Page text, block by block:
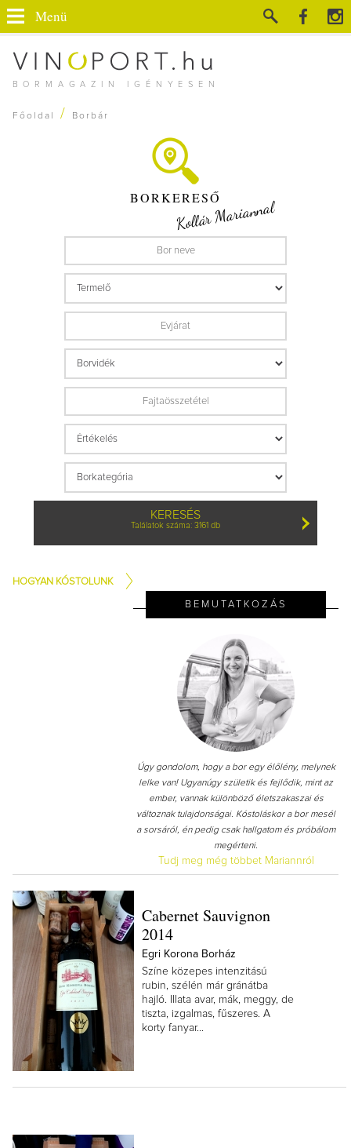
BORMAGAZIN IGÉNYESEN
Menü
Főoldal / Borbár
BORKERESŐ
Kollár Mariannal
KERESÉS
Találatok száma: 3161 db
HOGYAN KÓSTOLUNK
BEMUTATKOZÁS
Úgy gondolom, hogy a bor egy élőlény, melynek
lelke van! Ugyanúgy születik és fejlődik, mint az
ember, vannak különböző életszakaszai és
változnak tulajdonságai. Kóstoláskor a bor mesél
a sorsáról, én pedig csak hallgatom és próbálom
megérteni.
Tudj meg még többet Mariannról
Cabernet Sauvignon
2014
Egri Korona Borház
Színe közepes intenzitású
rubin, szélén már gránátba
hajló. Illata avar, mák, meggy, de
tiszta, izgalmas, fűszeres. A
korty fanyar...